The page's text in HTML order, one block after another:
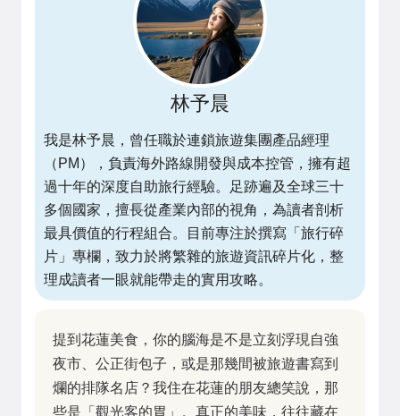
林予晨
我是林予晨，曾任職於連鎖旅遊集團產品經理
（PM），負責海外路線開發與成本控管，擁有超
過十年的深度自助旅行經驗。足跡遍及全球三十
多個國家，擅長從產業內部的視角，為讀者剖析
最具價值的行程組合。目前專注於撰寫「旅行碎
片」專欄，致力於將繁雜的旅遊資訊碎片化，整
理成讀者一眼就能帶走的實用攻略。
提到花蓮美食，你的腦海是不是立刻浮現自強
夜市、公正街包子，或是那幾間被旅遊書寫到
爛的排隊名店？我住在花蓮的朋友總笑說，那
些是「觀光客的胃」。真正的美味，往往藏在